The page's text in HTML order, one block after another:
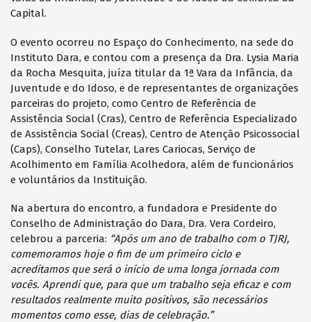
Capital.
O evento ocorreu no Espaço do Conhecimento, na sede do
Instituto Dara, e contou com a presença da Dra. Lysia Maria
da Rocha Mesquita, juíza titular da 1ª Vara da Infância, da
Juventude e do Idoso, e de representantes de organizações
parceiras do projeto, como Centro de Referência de
Assistência Social (Cras), Centro de Referência Especializado
de Assistência Social (Creas), Centro de Atenção Psicossocial
(Caps), Conselho Tutelar, Lares Cariocas, Serviço de
Acolhimento em Família Acolhedora, além de funcionários
e voluntários da Instituição.
Na abertura do encontro, a fundadora e Presidente do
Conselho de Administração do Dara, Dra. Vera Cordeiro,
celebrou a parceria: “Após um ano de trabalho com o TJRJ,
comemoramos hoje o fim de um primeiro ciclo e
acreditamos que será o início de uma longa jornada com
vocês. Aprendi que, para que um trabalho seja eficaz e com
resultados realmente muito positivos, são necessários
momentos como esse, dias de celebração.”